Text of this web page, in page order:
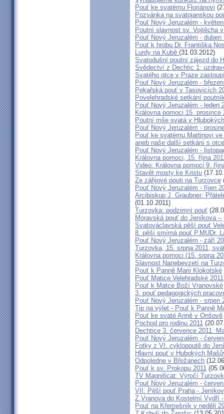
Pouť ke svatému Floriánovi
Pozvánka na svatojanskou
Pouť Nový Jeruzalém -
Poutní slavnost sv. Vojtěcha
Pouť Nový Jeruzalém - duben
Pouť k hrobu Dr. Františka
Lurdy na Kubě (31.03.2012)
Svatodušní poutní zájezd do
Svědectví z Dechtic 1:
Svatého otce v Praze
Pouť Nový Jeruzalém -
Pekařská pouť v Tasovicích
Povelehradské setkání
Pouť Nový Jeruzalém - leden
Královna pomoci 15. prosince
Poutní mše svatá v
Pouť Nový Jeruzalém -
Pouť ke svatému Martinovi
aneb naše další setkání s
Pouť Nový Jeruzalém -
Královna pomoci, 15. října
Video: Královna pomoci 9.
Stavět mosty ke Kristu
Ze zářijové pouti na Turzovce
Pouť Nový Jeruzalém - říjen
Arcibiskup J. Graubner:
(01.10.2011)
Turzovka: podzimní pouť
Moravská pouť do Jeníkova
Svatováclavská pěší pouť
8. pěší smírná pouť P.MUDr.
Pouť Nový Jeruzalém - září
Turzovka, 15. srpna 2011,
Královna pomoci (15. srpna
Slavnost Nanebevzetí na
Pouť k Panně Marii Klokotské
Pouť Matice Velehradské 2011
Pouť k Matce Boží Vranovské
3. pouť pedagogických
Pouť Nový Jeruzalém - srpen
Tip na výlet - Pouť k Panně
Pouť ke svaté Anně v Onšově
Pochod pro rodinu 2011
Dechtice 3. července 2011:
Pouť Nový Jeruzalém -
Fotky z VI. cyklopoutě do
Hlavní pouť v Hubokých
Odpoledne v Břežanech
Pouť k sv. Prokopu 2011
TV Magnificat: Výročí
Pouť Nový Jeruzalém -
VII. Pěší pouť Praha -
Z Vranova do Kostelmí Vydří
Pouť na Křemešník v neděli